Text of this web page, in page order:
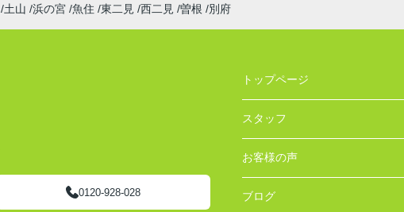
土山 浜の宮 魚住 東二見 西二見 曽根 別府
0120-928-028
トップページ
スタッフ
お客様の声
ブログ